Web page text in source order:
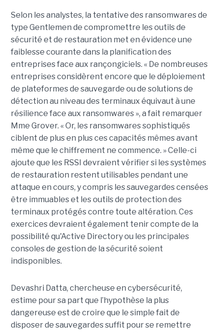
Selon les analystes, la tentative des ransomwares de
type Gentlemen de compromettre les outils de
sécurité et de restauration met en évidence une
faiblesse courante dans la planification des
entreprises face aux rançongiciels. « De nombreuses
entreprises considèrent encore que le déploiement
de plateformes de sauvegarde ou de solutions de
détection au niveau des terminaux équivaut à une
résilience face aux ransomwares », a fait remarquer
Mme Grover. « Or, les ransomwares sophistiqués
ciblent de plus en plus ces capacités mêmes avant
même que le chiffrement ne commence. » Celle-ci
ajoute que les RSSI devraient vérifier si les systèmes
de restauration restent utilisables pendant une
attaque en cours, y compris les sauvegardes censées
être immuables et les outils de protection des
terminaux protégés contre toute altération. Ces
exercices devraient également tenir compte de la
possibilité qu'Active Directory ou les principales
consoles de gestion de la sécurité soient
indisponibles.
Devashri Datta, chercheuse en cybersécurité,
estime pour sa part que l’hypothèse la plus
dangereuse est de croire que le simple fait de
disposer de sauvegardes suffit pour se remettre